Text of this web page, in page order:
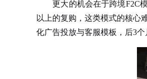
更大的机会在于跨境F2C模
以上的复购，这类模式的核心
化广告投放与客服模板，后3